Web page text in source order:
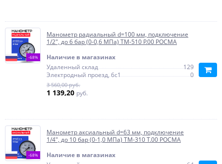
-68%
Манометр радиальный d=100 мм, подключение
1/2", до 6 бар (0-0,6 МПа) ТМ-510 P.00 РОСМА
Наличие в магазинах
Удаленный склад
129
Электродный проезд, 6с1
0
3 560,00 руб.
1 139,20 руб.
-68%
Манометр аксиальный d=63 мм, подключение
1/4", до 10 бар (0-1,0 МПа) ТМ-310 Т.00 РОСМА
Наличие в магазинах